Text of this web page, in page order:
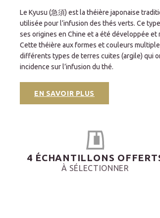
Le Kyusu (急須) est la théière japonaise
utilisée pour l’infusion des thés verts. Ce
ses origines en Chine et a été développée et
Cette théière aux formes et couleurs
différents types de terres cuites (argile) qui
incidence sur l’infusion du thé.
EN SAVOIR PLUS
4 ÉCHANTILLONS
À SÉLECTIONNER